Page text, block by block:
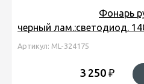
Фонарь
черный лам.:светодиод.
Артикул: ML-324175
3 250 ₽